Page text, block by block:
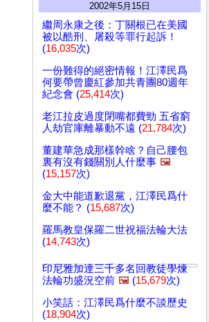
2002年5月15日
繼周永康之後：丁關根已在美國
被以酷刑、屠殺等罪行起訴！
(16,035次)
一份難得的絕密情報！江澤民爲
何要帶曾慶紅參加共青團80週年
紀念會 (25,414次)
老江拉皮過度閉嘴都費勁 五省窮
人劫官庫離暴動不遠 (21,784次)
董建華急成那樣幹啥？自己腰包
裏有沒有錢關別人什麼事 🖼️
(15,157次)
金大中能道歉退黨，江澤民爲什
麼不能？ (15,687次)
羅馬教皇保羅二世祝福法輪大法
(14,743次)
印尼雅加達三千多名回教徒學煉
法輪功盛況空前 🖼️ (15,679次)
小笑話：江澤民爲什麼不談歷史
(18,904次)